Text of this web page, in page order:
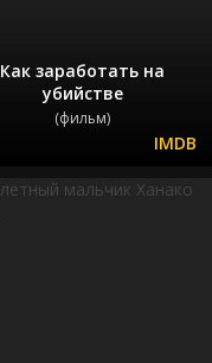
Как заработать на
убийстве
(фильм)